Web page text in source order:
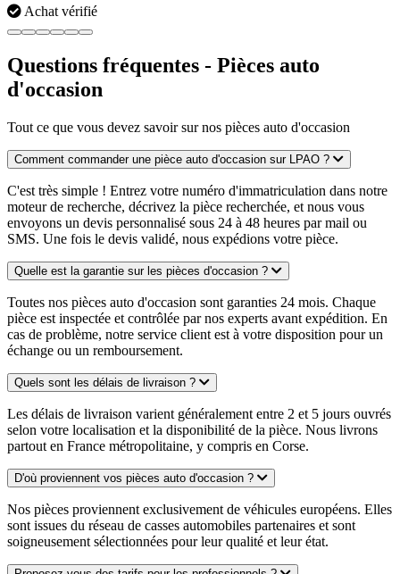
Achat vérifié
Questions fréquentes - Pièces auto
d'occasion
Tout ce que vous devez savoir sur nos pièces auto d'occasion
Comment commander une pièce auto d'occasion sur LPAO ?
C'est très simple ! Entrez votre numéro d'immatriculation dans notre
moteur de recherche, décrivez la pièce recherchée, et nous vous
envoyons un devis personnalisé sous 24 à 48 heures par mail ou
SMS. Une fois le devis validé, nous expédions votre pièce.
Quelle est la garantie sur les pièces d'occasion ?
Toutes nos pièces auto d'occasion sont garanties 24 mois. Chaque
pièce est inspectée et contrôlée par nos experts avant expédition. En
cas de problème, notre service client est à votre disposition pour un
échange ou un remboursement.
Quels sont les délais de livraison ?
Les délais de livraison varient généralement entre 2 et 5 jours ouvrés
selon votre localisation et la disponibilité de la pièce. Nous livrons
partout en France métropolitaine, y compris en Corse.
D'où proviennent vos pièces auto d'occasion ?
Nos pièces proviennent exclusivement de véhicules européens. Elles
sont issues du réseau de casses automobiles partenaires et sont
soigneusement sélectionnées pour leur qualité et leur état.